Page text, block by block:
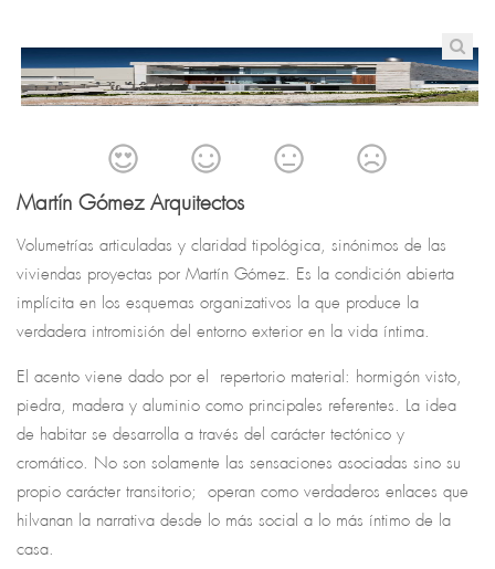
Martín Gómez Arquitectos
Volumetrías articuladas y claridad tipológica, sinónimos de las
viviendas proyectas por Martín Gómez. Es la condición abierta
implícita en los esquemas organizativos la que produce la
verdadera intromisión del entorno exterior en la vida íntima.
El acento viene dado por el repertorio material: hormigón visto,
piedra, madera y aluminio como principales referentes. La idea
de habitar se desarrolla a través del carácter tectónico y
cromático. No son solamente las sensaciones asociadas sino su
propio carácter transitorio; operan como verdaderos enlaces que
hilvanan la narrativa desde lo más social a lo más íntimo de la
casa.